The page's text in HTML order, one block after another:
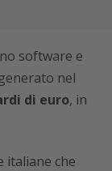
software e
nel
di euro, in
italiane che